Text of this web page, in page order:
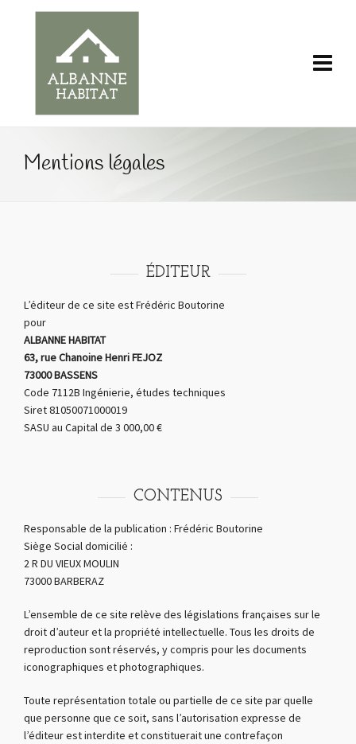
Mentions légales
ÉDITEUR
L’éditeur de ce site est Frédéric Boutorine
pour
ALBANNE HABITAT
63, rue Chanoine Henri FEJOZ
73000 BASSENS
Code 7112B Ingénierie, études techniques
Siret 81050071000019
SASU au Capital de 3 000,00 €
CONTENUS
Responsable de la publication : Frédéric Boutorine
Siège Social domicilié :
2 R DU VIEUX MOULIN
73000 BARBERAZ
L’ensemble de ce site relève des législations françaises sur le
droit d’auteur et la propriété intellectuelle. Tous les droits de
reproduction sont réservés, y compris pour les documents
iconographiques et photographiques.
Toute représentation totale ou partielle de ce site par quelle
que personne que ce soit, sans l’autorisation expresse de
l’éditeur est interdite et constituerait une contrefaçon